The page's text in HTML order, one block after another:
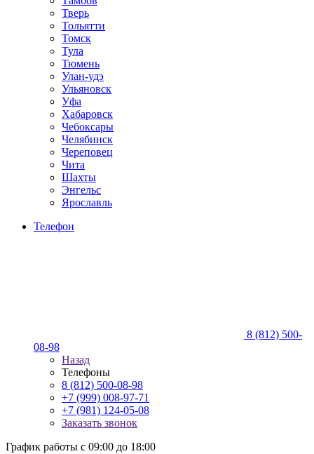
Тверь
Тольятти
Томск
Тула
Тюмень
Улан-удэ
Ульяновск
Уфа
Хабаровск
Чебоксары
Челябинск
Череповец
Чита
Шахты
Энгельс
Ярославль
Телефон
8 (812) 500-
08-98
Назад
Телефоны
8 (812) 500-08-98
+7 (999) 008-97-71
+7 (981) 124-05-08
Заказать звонок
График работы с 09:00 до 18:00